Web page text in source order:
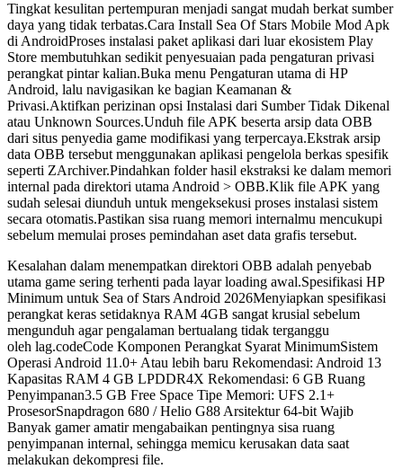
Tingkat kesulitan pertempuran menjadi sangat mudah berkat sumber
daya yang tidak terbatas.Cara Install Sea Of Stars Mobile Mod Apk
di AndroidProses instalasi paket aplikasi dari luar ekosistem Play
Store membutuhkan sedikit penyesuaian pada pengaturan privasi
perangkat pintar kalian.Buka menu Pengaturan utama di HP
Android, lalu navigasikan ke bagian Keamanan &
Privasi.Aktifkan perizinan opsi Instalasi dari Sumber Tidak Dikenal
atau Unknown Sources.Unduh file APK beserta arsip data OBB
dari situs penyedia game modifikasi yang terpercaya.Ekstrak arsip
data OBB tersebut menggunakan aplikasi pengelola berkas spesifik
seperti ZArchiver.Pindahkan folder hasil ekstraksi ke dalam memori
internal pada direktori utama Android > OBB.Klik file APK yang
sudah selesai diunduh untuk mengeksekusi proses instalasi sistem
secara otomatis.Pastikan sisa ruang memori internalmu mencukupi
sebelum memulai proses pemindahan aset data grafis tersebut.
Kesalahan dalam menempatkan direktori OBB adalah penyebab
utama game sering terhenti pada layar loading awal.Spesifikasi HP
Minimum untuk Sea of Stars Android 2026Menyiapkan spesifikasi
perangkat keras setidaknya RAM 4GB sangat krusial sebelum
mengunduh agar pengalaman bertualang tidak terganggu
oleh lag.codeCode Komponen Perangkat Syarat MinimumSistem
Operasi Android 11.0+ Atau lebih baru Rekomendasi: Android 13
Kapasitas RAM 4 GB LPDDR4X Rekomendasi: 6 GB Ruang
Penyimpanan3.5 GB Free Space Tipe Memori: UFS 2.1+
ProsesorSnapdragon 680 / Helio G88 Arsitektur 64-bit Wajib
Banyak gamer amatir mengabaikan pentingnya sisa ruang
penyimpanan internal, sehingga memicu kerusakan data saat
melakukan dekompresi file.